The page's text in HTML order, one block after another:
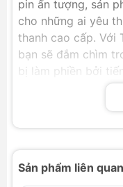
pin ấn tượng, sản
cho những ai yêu
thanh cao cấp. Với
bạn sẽ đắm chìm
bị làm phiền bởi
Video giới
Sản phẩm liên quan